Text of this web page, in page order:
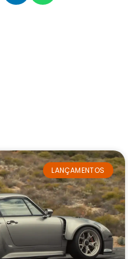
LANÇAMENTOS